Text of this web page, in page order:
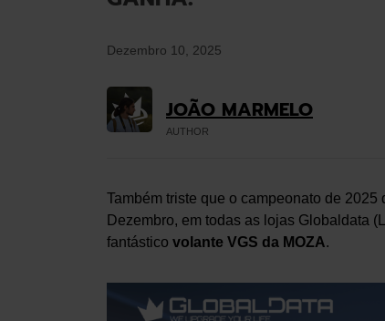
Dezembro 10, 2025
JOÃO MARMELO
AUTHOR
Também triste que o campeonato de
Dezembro, em todas as lojas Globaldata
fantástico volante VGS da MOZA.